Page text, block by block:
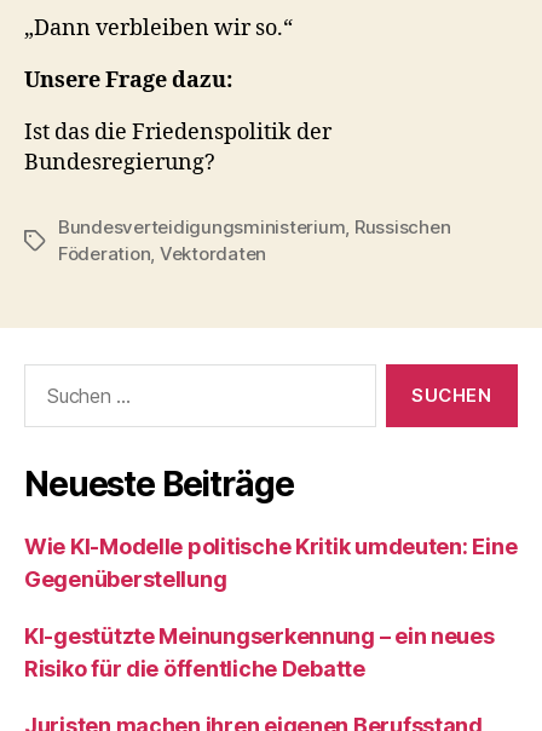
„Dann verbleiben wir so.“
Unsere Fragedazu:
Ist das die Friedenspolitik der
Bundesregierung?
Schlagwörter
Bundesverteidigungsministerium, Russischen
Föderation, Vektordaten
nach:
Neueste Beiträge
Wie KI‑Modelle politische Kritik umdeuten: Eine
Gegenüberstellung
KI‑gestützte Meinungserkennung – ein neues
Risiko für die öffentliche Debatte
Juristen machen ihren eigenen Berufsstand